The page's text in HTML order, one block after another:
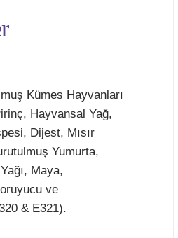
Kümes Hayvanları
Hayvansal Yağ,
Dijest, Mısır
Yumurta,
Maya,
ve
& E321).